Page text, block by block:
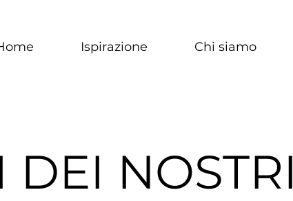
Ispirazione Chi siamo
NOSTRI